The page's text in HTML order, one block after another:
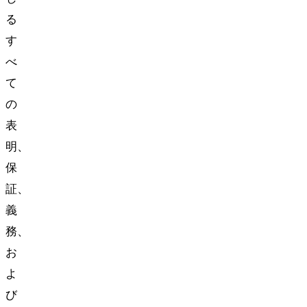
る
す
べ
て
の
表
明、
保
証、
義
務、
お
よ
び